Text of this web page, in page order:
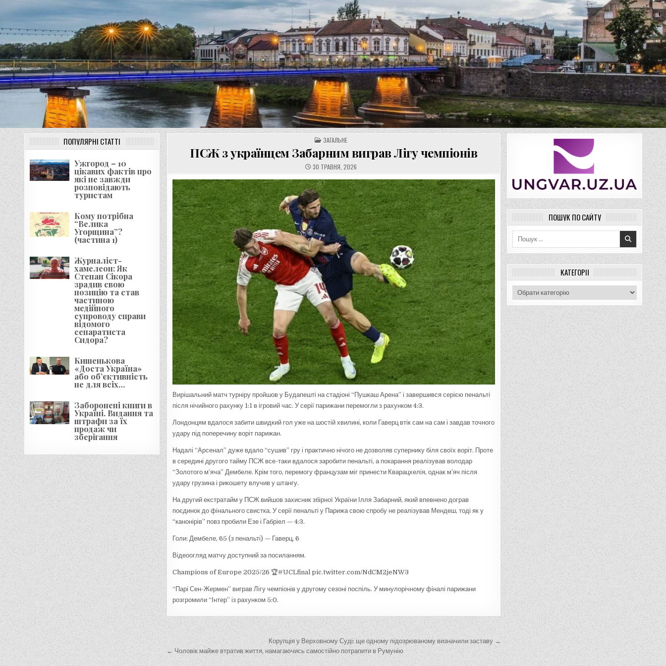
ПОПУЛЯРНІ СТАТТІ
Ужгород – 10
цікавих фактів про
які не завжди
розповідають
туристам
Кому потрібна
“Велика
Угорщина”?
(частина 1)
Журналіст-
хамелеон: Як
Степан Сікора
зрадив свою
позицію та став
частиною
медійного
супроводу справи
відомого
сепаратиста
Сидора?
Кишенькова
«Доста Україна»
або об’єктивність
не для всіх…
Заборонені книги в
Україні. Видання та
штрафи за їх
продаж чи
зберігання
POSTED
IN
ЗАГАЛЬНЕ
ПСЖ з українцем Забарним виграв Лігу чемпіонів
30 ТРАВНЯ, 2026
Вирішальний матч турніру пройшов у Будапешті на стадіоні “Пушкаш Арена” і завершився серією пенальті
після нічийного рахунку 1:1 в ігровий час. У серії парижани перемогли з рахунком 4:3.
Лондонцям вдалося забити швидкий гол уже на шостій хвилині, коли Гаверц втік сам на сам і завдав точного
удару під поперечину воріт парижан.
Надалі “Арсенал” дуже вдало “сушив” гру і практично нічого не дозволяв супернику біля своїх воріт. Проте
в середині другого тайму ПСЖ все-таки вдалося заробити пенальті, а покарання реалізував володар
“Золотого м’яча” Дембеле. Крім того, перемогу французам міг принести Кварацхелія, однак м’яч після
удару грузина і рикошету влучив у штангу.
На другий екстратайм у ПСЖ вийшов захисник збірної України Ілля Забарний, який впевнено дограв
поєдинок до фінального свистка. У серії пенальті у Парижа свою спробу не реалізував Мендеш, тоді як у
“канонірів” повз пробили Езе і Габріел — 4:3.
Голи: Дембеле, 65 (з пенальті) — Гаверц, 6
Відеоогляд матчу доступний за посиланням.
Champions of Europe 2025/26 🏆#UCLfinal pic.twitter.com/NdCM2jeNW3
“Парі Сен-Жермен” виграв Лігу чемпіонів у другому сезоні поспіль. У минулорічному фіналі парижани
розгромили “Інтер” із рахунком 5:0.
Навігація
записів
Корупція у Верховному Суді: ще одному підозрюваному визначили заставу →
← Чоловік майже втратив життя, намагаючись самостійно потрапити в Румунію
ПОШУК ПО САЙТУ
КАТЕГОРІЇ
Категорії